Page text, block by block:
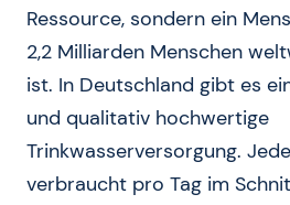
Ressource, sondern ein
2,2 Milliarden Menschen
ist. In Deutschland gibt es
und qualitativ hochwertige
Trinkwasserversorgung.
verbraucht pro Tag im